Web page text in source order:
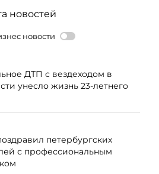
новостей
новости
ДТП с вездеходом в
унесло жизнь 23-летнего
петербургских
с профессиональным